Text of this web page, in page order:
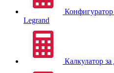
Конфигуратор
Legrand
Калкулатор